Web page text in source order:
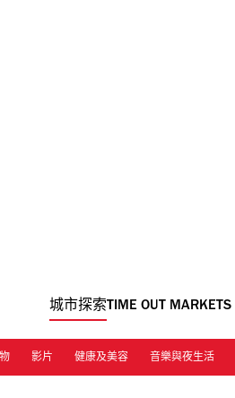
城市探索TIME OUT MARKETS
影片 健康及美容 音樂與夜生活